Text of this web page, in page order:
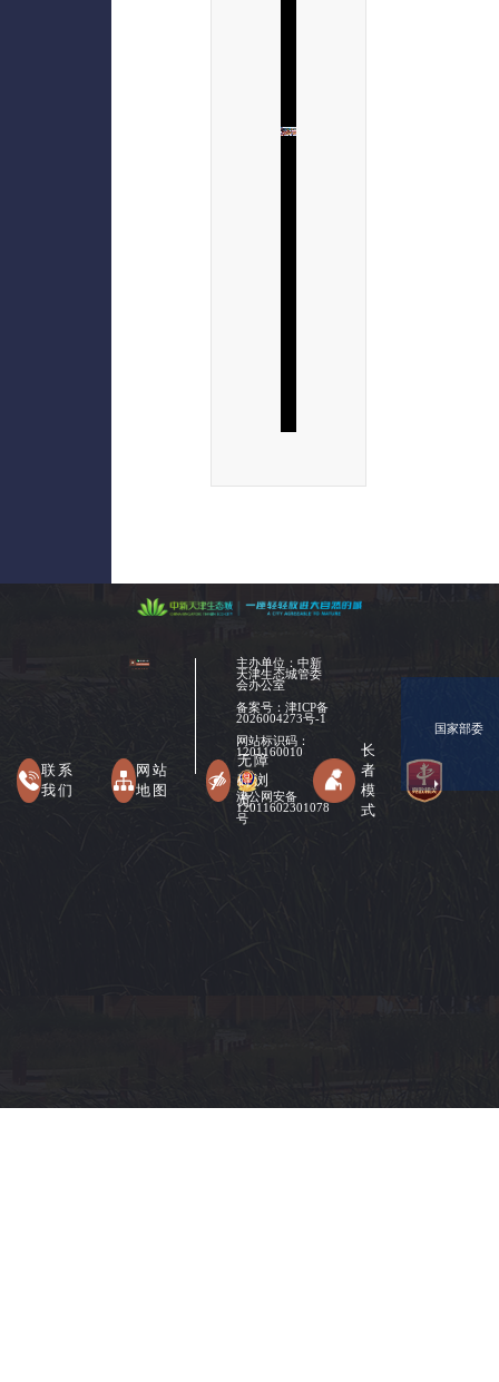
主办单位：中新
天津生态城管委
会办公室
备案号： 津ICP备
2026004273号-1
网站标识码：
1201160010
津公网安备
12011602301078
号
联系
我们
网站
地图
无障
碍浏
览
长
者
模
式
国家部委